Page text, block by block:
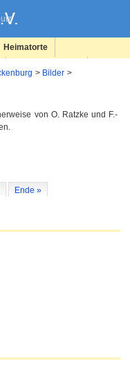
Heimatorte
Bilder
von O. Ratzke und F.-
Ende »